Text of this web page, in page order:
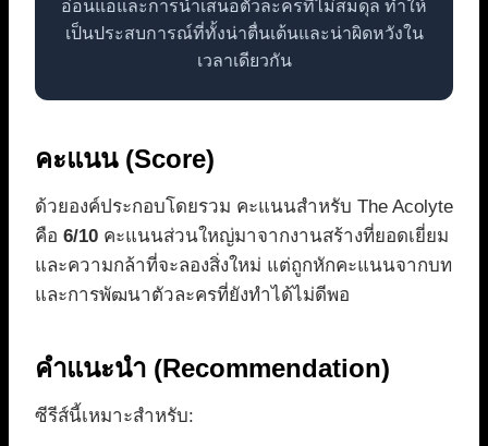
อ่อนแอและการนำเสนอตัวละครที่ไม่สมดุล ทำให้
เป็นประสบการณ์ที่ทั้งน่าตื่นเต้นและน่าผิดหวังใน
เวลาเดียวกัน
คะแนน (Score)
ด้วยองค์ประกอบโดยรวม คะแนนสำหรับ The Acolyte
คือ 6/10 คะแนนส่วนใหญ่มาจากงานสร้างที่ยอดเยี่ยม
และความกล้าที่จะลองสิ่งใหม่ แต่ถูกหักคะแนนจากบท
และการพัฒนาตัวละครที่ยังทำได้ไม่ดีพอ
คำแนะนำ (Recommendation)
ซีรีส์นี้เหมาะสำหรับ: